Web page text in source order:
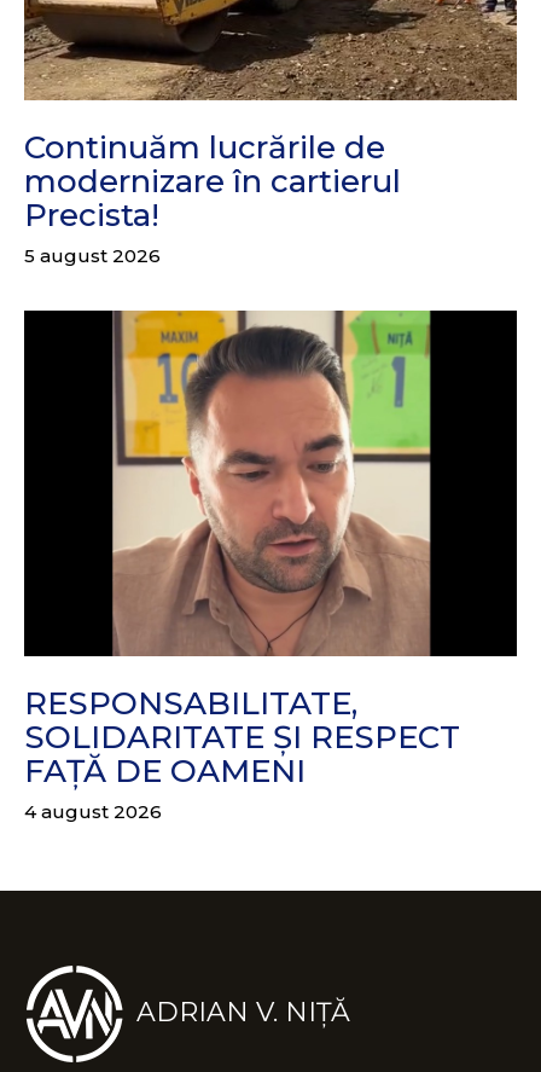
Continuăm lucrările de
modernizare în cartierul
Precista!
5 august 2026
RESPONSABILITATE,
SOLIDARITATE ȘI RESPECT
FAȚĂ DE OAMENI
4 august 2026
ADRIAN V. NIȚĂ